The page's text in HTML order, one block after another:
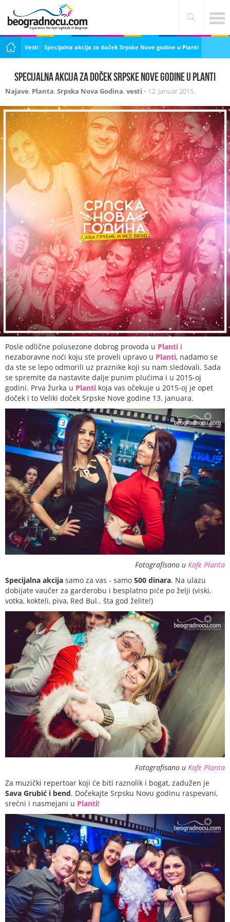
Vesti Specijalna akcija za doček Srpske Nove godine u Planti
Specijalna akcija za doček Srpske Nove godine u Planti
Najave, Planta, Srpska Nova Godina, vesti • 12. Januar 2015.
Posle odlične polusezone dobrog provoda u Planti i
nezaboravne noći koju ste proveli upravo u Planti, nadamo se
da ste se lepo odmorili uz praznike koji su nam sledovali. Sada
se spremite da nastavite dalje punim plućima i u 2015-oj
godini. Prva žurka u Planti koja vas očekuje u 2015-oj je opet
doček i to Veliki doček Srpske Nove godine 13. januara.
Fotografisano u Kafe Planta
Specijalna akcija samo za vas - samo 500 dinara. Na ulazu
dobijate vaučer za garderobu i besplatno piće po želji (viski,
votka, kokteli, piva, Red Bul.. šta god želite!)
Fotografisano u Kafe Planta
Za muzički repertoar koji će biti raznolik i bogat, zadužen je
Sava Grubić i bend. Dočekajte Srpsku Novu godinu raspevani,
srećni i nasmejani u Planti!